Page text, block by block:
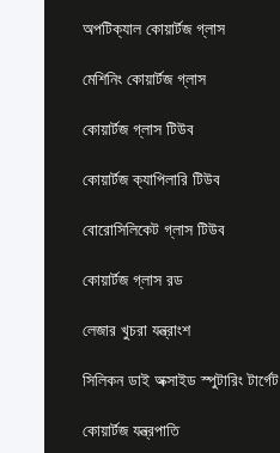
অপটিক্যাল কোয়ার্টজ গ্লাস
মেশিনিং কোয়ার্টজ গ্লাস
কোয়ার্টজ গ্লাস টিউব
কোয়ার্টজ ক্যাপিলারি টিউব
বোরোসিলিকেট গ্লাস টিউব
কোয়ার্টজ গ্লাস রড
লেজার খুচরা যন্ত্রাংশ
সিলিকন ডাই অক্সাইড স্পুটারিং টার্গেট
কোয়ার্টজ যন্ত্রপাতি